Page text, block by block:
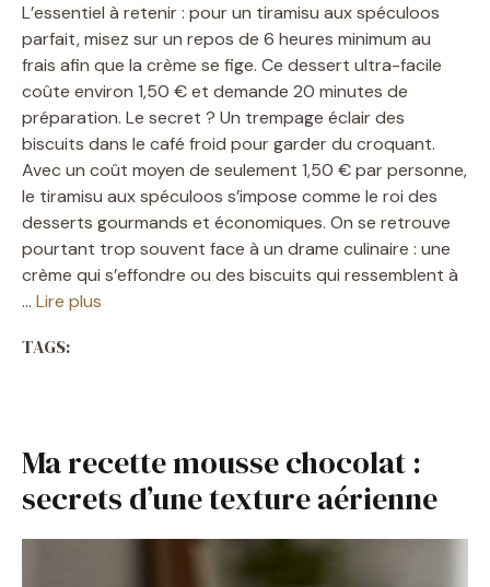
L’essentiel à retenir : pour un tiramisu aux spéculoos
parfait, misez sur un repos de 6 heures minimum au
frais afin que la crème se fige. Ce dessert ultra-facile
coûte environ 1,50 € et demande 20 minutes de
préparation. Le secret ? Un trempage éclair des
biscuits dans le café froid pour garder du croquant.
Avec un coût moyen de seulement 1,50 € par personne,
le tiramisu aux spéculoos s’impose comme le roi des
desserts gourmands et économiques. On se retrouve
pourtant trop souvent face à un drame culinaire : une
crème qui s’effondre ou des biscuits qui ressemblent à
… Lire plus
TAGS:
Ma recette mousse chocolat :
secrets d’une texture aérienne